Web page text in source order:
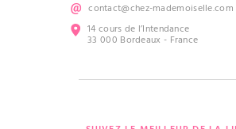
contact@chez-mademoiselle.com
14 cours de l’Intendance
33 000 Bordeaux - France